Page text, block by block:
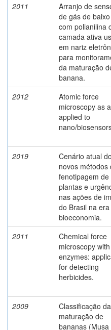
2011
Arranjo de
de gás de
com polianilina
camada ativa
em nariz
para
da maturação
banana.
2012
Atomic force
microscopy as
applied to
nano/
2019
Cenário atual
novos métodos
fenotipagem de
plantas e
nas ações de
do Brasil na era
bioeconomia.
2011
Chemical force
microscopy with
enzymes:
for detecting
herbicides.
2009
Classificação da
maturação de
bananas (Musa